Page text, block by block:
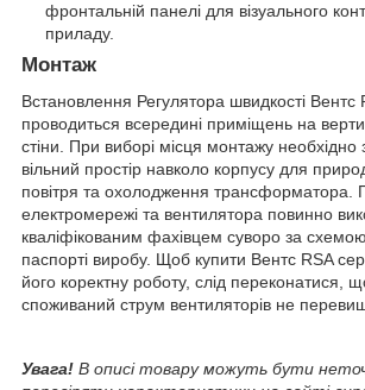
фронтальній панелі для візуального
приладу.
Монтаж
Встановлення Регулятора швидкості
проводиться всередині приміщень на
стіни. При виборі місця монтажу необхідно
вільний простір навколо корпусу для
повітря та охолодження трансформатора.
електромережі та вентилятора повинно
кваліфікованим фахівцем суворо за
паспорті виробу. Щоб купити Вентс RSA
його коректну роботу, слід переконатися,
споживаний струм вентиляторів не
Увага! В описі товару можуть бути